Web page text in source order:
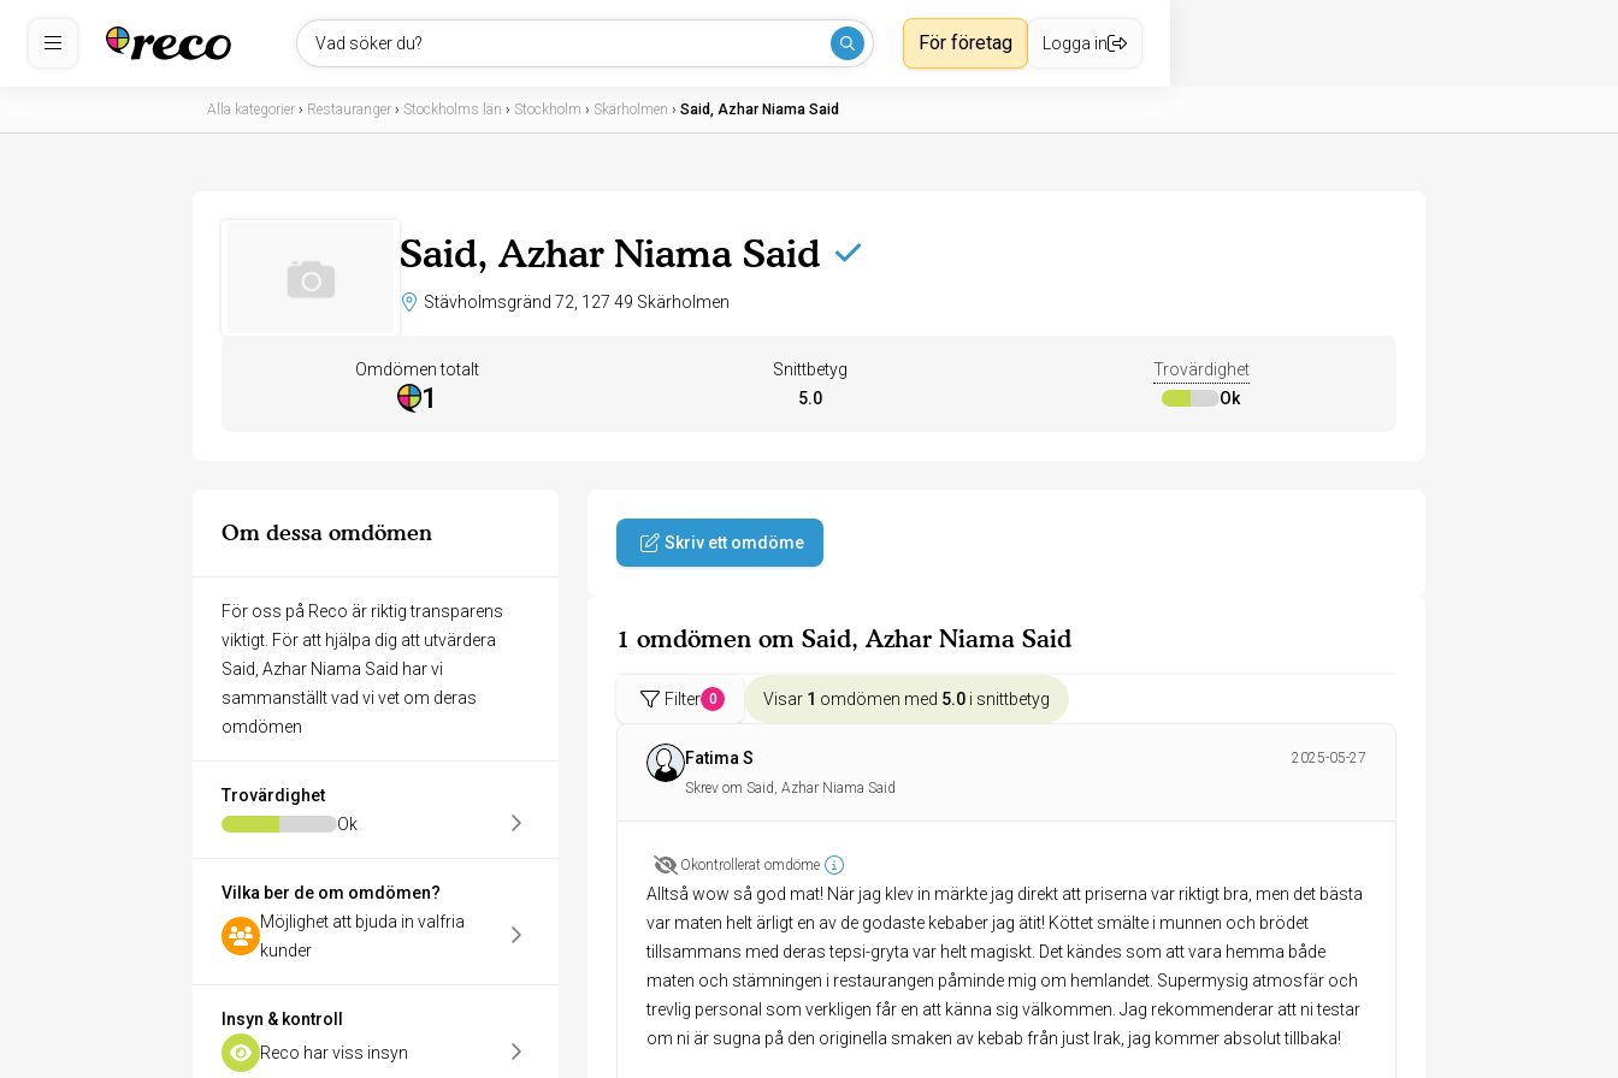
Vad söker du? För företag Logga in
Alla kategorier › Restauranger › Stockholms län › Stockholm › Skärholmen › Said, Azhar Niama Said
Said, Azhar Niama Said
Stävholmsgränd 72, 127 49 Skärholmen
Omdömen totalt
1
Snittbetyg
5.0
Trovärdighet
Ok
Om dessa omdömen
För oss på Reco är riktig transparens
viktigt. För att hjälpa dig att utvärdera
Said, Azhar Niama Said har vi
sammanställt vad vi vet om deras
omdömen
Trovärdighet
Ok
Vilka ber de om omdömen?
Möjlighet att bjuda in valfria
kunder
Insyn & kontroll
Reco har viss insyn
Skriv ett omdöme
1 omdömen om Said, Azhar Niama Said
Filter 0 Visar 1 omdömen med 5.0 i snittbetyg
Fatima S
2025-05-27
Skrev om Said, Azhar Niama Said
Okontrollerat omdöme
Alltså wow så god mat! När jag klev in märkte jag direkt att priserna var riktigt bra, men det bästa
var maten helt ärligt en av de godaste kebaber jag ätit! Köttet smälte i munnen och brödet
tillsammans med deras tepsi-gryta var helt magiskt. Det kändes som att vara hemma både
maten och stämningen i restaurangen påminde mig om hemlandet. Supermysig atmosfär och
trevlig personal som verkligen får en att känna sig välkommen. Jag rekommenderar att ni testar
om ni är sugna på den originella smaken av kebab från just Irak, jag kommer absolut tillbaka!